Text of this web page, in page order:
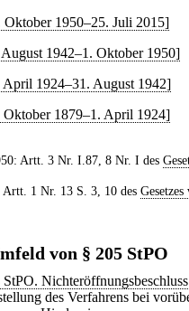
Oktober 1950–25. Juli 2015]
1942–1. Oktober 1950]
April 1924–31. August 1942]
Oktober 1879–1. April 1924]
Artt. 3 Nr. I.87, 8 Nr. I des
1 Nr. 13 S. 3, 10 des
von § 205 StPO
StPO. Nichteröffnungsbeschluss
des Verfahrens bei